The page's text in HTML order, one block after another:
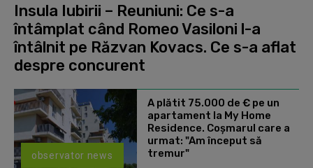
Insula Iubirii – Reuniuni: Ce s-a
întâmplat când Romeo Vasiloni l-a
întâlnit pe Răzvan Kovacs. Ce s-a aflat
despre concurent
observator news
A plătit 75.000 de € pe un
apartament la My Home
Residence. Coşmarul care a
urmat: "Am început să
tremur"